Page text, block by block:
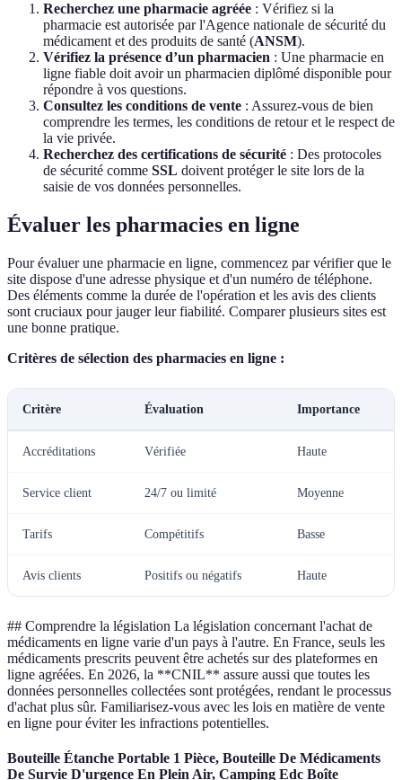
Recherchez une pharmacie agréée : Vérifiez si la
pharmacie est autorisée par l'Agence nationale de sécurité du
médicament et des produits de santé (ANSM).
Vérifiez la présence d’un pharmacien : Une pharmacie en
ligne fiable doit avoir un pharmacien diplômé disponible pour
répondre à vos questions.
Consultez les conditions de vente : Assurez-vous de bien
comprendre les termes, les conditions de retour et le respect de
la vie privée.
Recherchez des certifications de sécurité : Des protocoles
de sécurité comme SSL doivent protéger le site lors de la
saisie de vos données personnelles.
Évaluer les pharmacies en ligne
Pour évaluer une pharmacie en ligne, commencez par vérifier que le
site dispose d'une adresse physique et d'un numéro de téléphone.
Des éléments comme la durée de l'opération et les avis des clients
sont cruciaux pour jauger leur fiabilité. Comparer plusieurs sites est
une bonne pratique.
Critères de sélection des pharmacies en ligne :
Critère Évaluation Importance
Accréditations Vérifiée Haute
Service client 24/7 ou limité Moyenne
Tarifs Compétitifs Basse
Avis clients Positifs ou négatifs Haute
## Comprendre la législation La législation concernant l'achat de
médicaments en ligne varie d'un pays à l'autre. En France, seuls les
médicaments prescrits peuvent être achetés sur des plateformes en
ligne agréées. En 2026, la **CNIL** assure aussi que toutes les
données personnelles collectées sont protégées, rendant le processus
d'achat plus sûr. Familiarisez-vous avec les lois en matière de vente
en ligne pour éviter les infractions potentielles.
Bouteille Étanche Portable 1 Pièce, Bouteille De Médicaments
De Survie D'urgence En Plein Air, Camping Edc Boîte